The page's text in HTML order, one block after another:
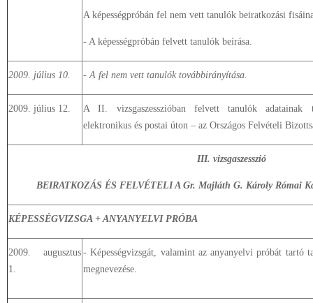
A képességpróbán fel nem vett tanulók beiratkozási
- A képességpróbán felvett tanulók beírása.
2009. július 10. - A fel nem vett tanulók továbbirányítása.
2009. július 12.
A II. vizsgaszesszióban felvett tanulók adatainak
elektronikus és postai úton – az Országos Felvételi
III. vizsgaszesszió
BEIRATKOZÁS ÉS FELVÉTELI A Gr. Majláth G. Károly Római
KÉPESSÉGVIZSGA + ANYANYELVI PRÓBA
2009. augusztus
1.
- Képességvizsgát, valamint az anyanyelvi próbát tartó
megnevezése.